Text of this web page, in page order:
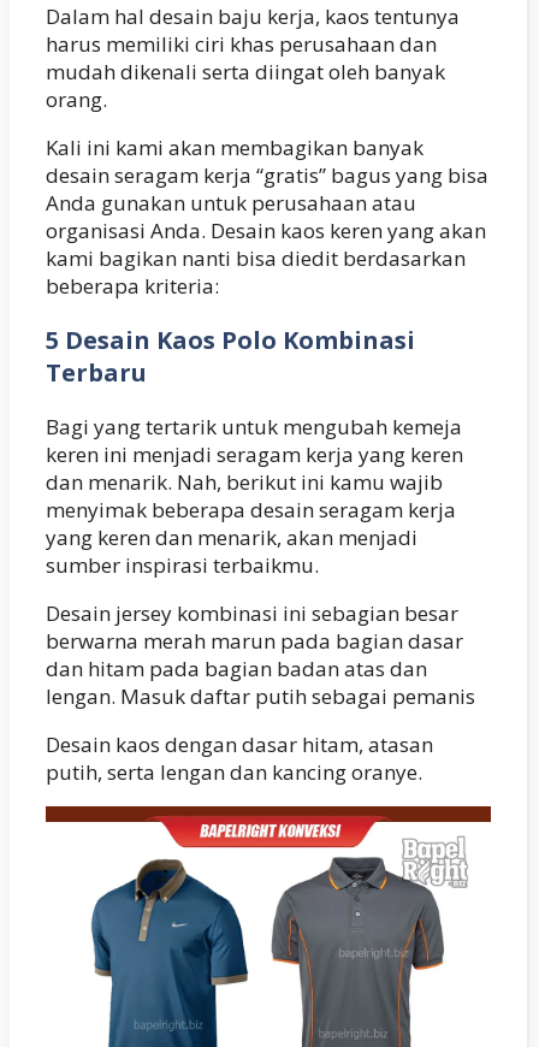
Dalam hal desain baju kerja, kaos tentunya
harus memiliki ciri khas perusahaan dan
mudah dikenali serta diingat oleh banyak
orang.
Kali ini kami akan membagikan banyak
desain seragam kerja “gratis” bagus yang bisa
Anda gunakan untuk perusahaan atau
organisasi Anda. Desain kaos keren yang akan
kami bagikan nanti bisa diedit berdasarkan
beberapa kriteria:
5 Desain Kaos Polo Kombinasi
Terbaru
Bagi yang tertarik untuk mengubah kemeja
keren ini menjadi seragam kerja yang keren
dan menarik. Nah, berikut ini kamu wajib
menyimak beberapa desain seragam kerja
yang keren dan menarik, akan menjadi
sumber inspirasi terbaikmu.
Desain jersey kombinasi ini sebagian besar
berwarna merah marun pada bagian dasar
dan hitam pada bagian badan atas dan
lengan. Masuk daftar putih sebagai pemanis
Desain kaos dengan dasar hitam, atasan
putih, serta lengan dan kancing oranye.